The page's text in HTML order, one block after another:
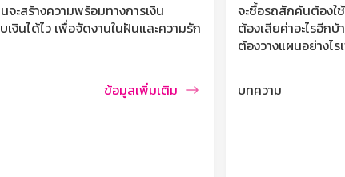
จะสร้างความพร้อมทางการเงิน
เงินได้ไว เพื่อจัดงานในฝันและความรัก
ข้อมูลเพิ่มเติม
จะซื้อรถสักคันต้องใ
ต้องเสียค่าอะไรอีก
ต้องวางแผนอย่างไ
บทความ